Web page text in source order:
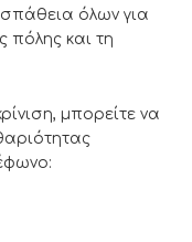
όλων για
πόλης και τη
μπορείτε να